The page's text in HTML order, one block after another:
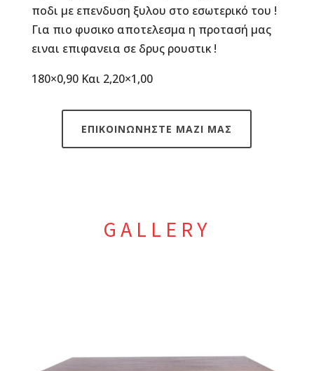
ποδι με επενδυση ξυλου στο εσωτερικό του !
Για πιο φυσικο αποτελεσμα η προτασή μας
ειναι επιφανεια σε δρυς ρουστικ !
180×0,90 Και 2,20×1,00
ΕΠΙΚΟΙΝΩΝΗΣΤΕ ΜΑΖΙ ΜΑΣ
GALLERY